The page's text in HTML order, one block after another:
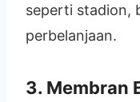
seperti stadion,
perbelanjaan.
3. Membran